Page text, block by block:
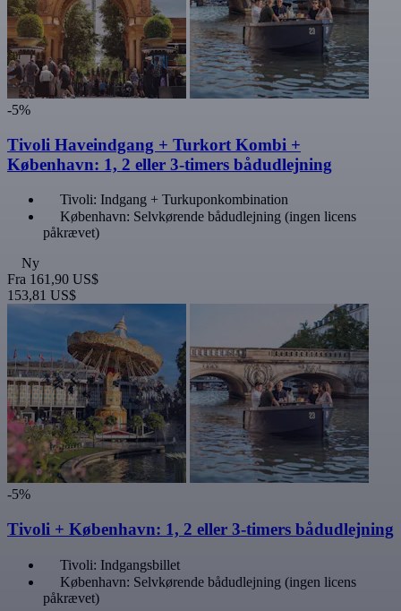
-5%
Tivoli Haveindgang + Turkort Kombi +
København: 1, 2 eller 3-timers bådudlejning
Tivoli: Indgang + Turkuponkombination
København: Selvkørende bådudlejning (ingen licens
påkrævet)
Ny
Fra 161,90 US$
153,81 US$
-5%
Tivoli + København: 1, 2 eller 3-timers bådudlejning
Tivoli: Indgangsbillet
København: Selvkørende bådudlejning (ingen licens
påkrævet)